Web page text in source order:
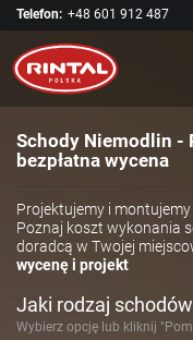
Telefon: +48 601 912 487
Schody Niemodlin -
bezpłatna wycena
Projektujemy i
Poznaj koszt wykonania
doradcą w Twojej
wycenę i projekt
Jaki rodzaj
Wybierz opcję lub kliknij